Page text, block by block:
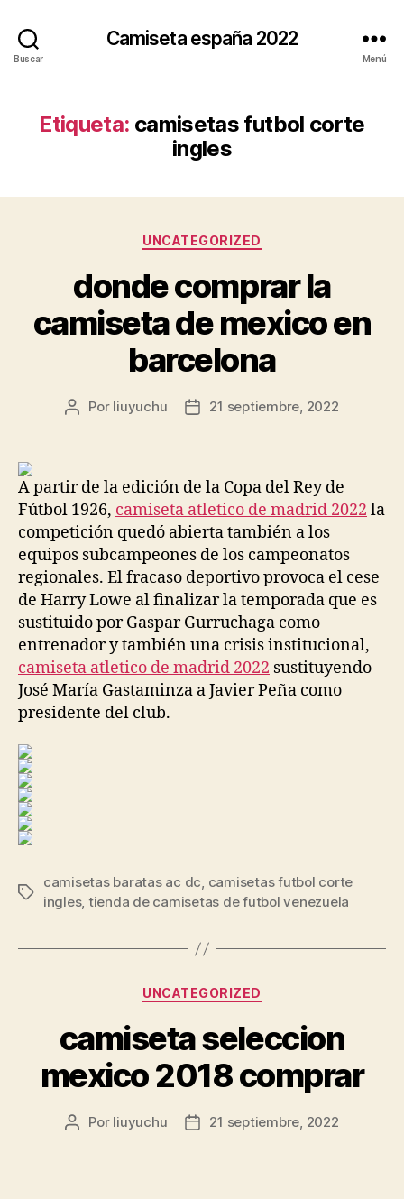
Buscar
Camiseta españa 2022
Menú
Etiqueta: camisetas futbol corte
ingles
Categorías
UNCATEGORIZED
donde comprar la
camiseta de mexico en
barcelona
Autor
Por liuyuchu
Fecha21 septiembre, 2022
A partir de la edición de la Copa del Rey de
Fútbol 1926, camiseta atletico de madrid 2022 la
competición quedó abierta también a los
equipos subcampeones de los campeonatos
regionales. El fracaso deportivo provoca el cese
de Harry Lowe al finalizar la temporada que es
sustituido por Gaspar Gurruchaga como
entrenador y también una crisis institucional,
camiseta atletico de madrid 2022 sustituyendo
José María Gastaminza a Javier Peña como
presidente del club.
Etiquetas
camisetas baratas ac dc, camisetas futbol corte
ingles, tienda de camisetas de futbol venezuela
Categorías
UNCATEGORIZED
camiseta seleccion
mexico 2018 comprar
Autor
Por liuyuchu
Fecha21 septiembre, 2022